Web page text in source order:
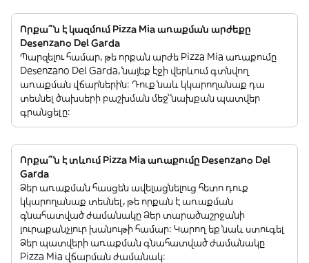
Որքա՞ն է կազմում Pizza Mia առաքման արժեքը
Desenzano Del Garda
Պարզելու համար, թե որքան արժե Pizza Mia առաքումը
Desenzano Del Garda, նայեք էջի վերևում գտնվող
առաքման վճարներին: Դուք նաև կկարողանաք դա
տեսնել ծախսերի բաշխման մեջ՝ նախքան պատվեր
գրանցելը:
Որքա՞ն է տևում Pizza Mia առաքումը Desenzano Del
Garda
Ձեր առաքման հասցեն ավելացնելուց հետո դուք
կկարողանաք տեսնել, թե որքան է առաքման
գնահատված ժամանակը Ձեր տարածաշրջանի
յուրաքանչյուր խանութի համար: Կարող եք նաև ստուգել
Ձեր պատվերի առաքման գնահատված ժամանակը
Pizza Mia վճարման ժամանակ: